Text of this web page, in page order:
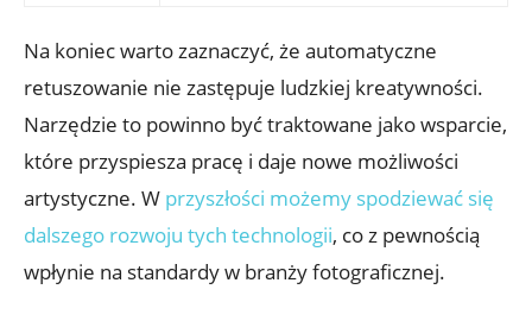
Na koniec warto zaznaczyć, że automatyczne
retuszowanie nie zastępuje ludzkiej kreatywności.
Narzędzie to powinno być traktowane jako wsparcie,
które przyspiesza pracę i daje nowe możliwości
artystyczne. W przyszłości możemy spodziewać się
dalszego rozwoju tych technologii, co z pewnością
wpłynie na standardy w branży fotograficznej.